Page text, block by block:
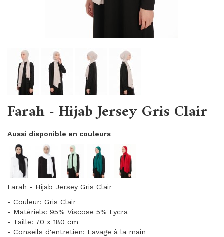
Farah - Hijab Jersey Gris Clair
Aussi disponible en couleurs
Farah - Hijab Jersey Gris Clair
- Couleur: Gris Clair
- Matériels: 95% Viscose 5% Lycra
- Taille: 70 x 180 cm
- Conseils d'entretien: Lavage à la main